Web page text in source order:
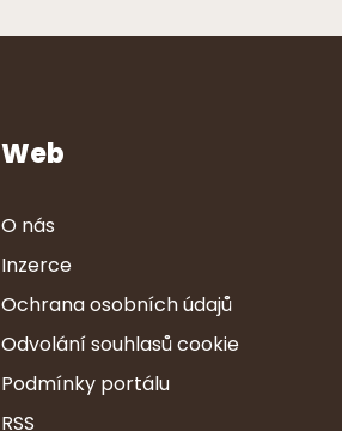
Web
O nás
Inzerce
Ochrana osobních údajů
Odvolání souhlasů cookie
Podmínky portálu
RSS